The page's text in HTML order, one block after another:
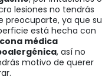
lesiones no tendrás
preocuparte, ya que su
está hecha con
médica
, así no
motivo de querer